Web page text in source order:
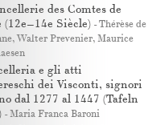
des Comtes de
(12e–14e Siècle) -Thérèse de
,Walter Prevenier, Maurice
e gli atti
dei Visconti, signori
dal 1277 al 1447 (Tafeln
-Maria Franca Baroni